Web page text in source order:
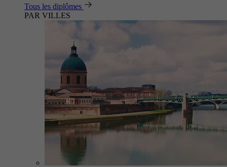
Tous les diplômes
PAR VILLES